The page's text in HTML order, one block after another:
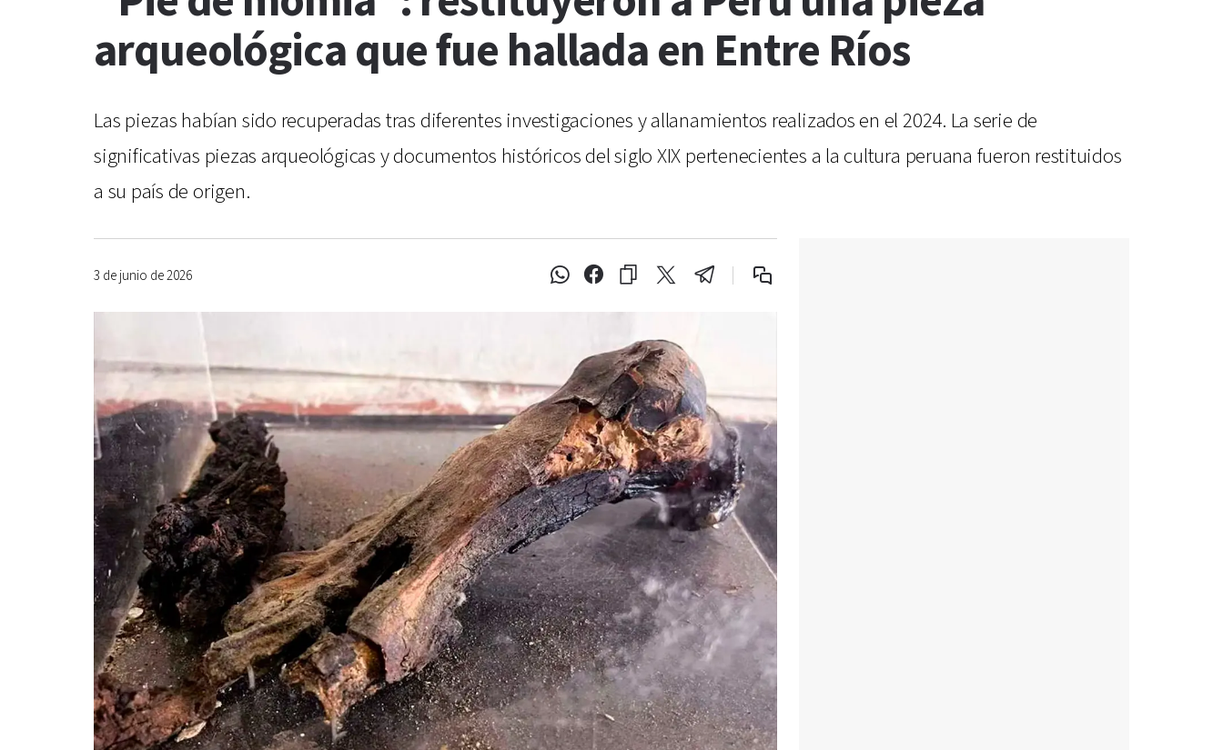
arqueológica que fue hallada en Entre Ríos
Las piezas habían sido recuperadas tras diferentes investigaciones y allanamientos realizados en el 2024. La serie de
significativas piezas arqueológicas y documentos históricos del siglo XIX pertenecientes a la cultura peruana fueron restituidos
a su país de origen.
3 de junio de 2026